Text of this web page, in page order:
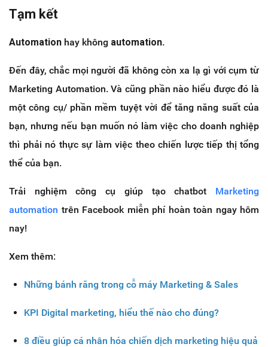
Tạm kết
Automation hay không automation.
Đến đây, chắc mọi người đã không còn xa lạ gì với cụm từ
Marketing Automation. Và cũng phần nào hiểu được đó là
một công cụ/ phần mềm tuyệt vời để tăng năng suất của
bạn, nhưng nếu bạn muốn nó làm việc cho doanh nghiệp
thì phải nó thực sự làm việc theo chiến lược tiếp thị tổng
thể của bạn.
Trải nghiệm công cụ giúp tạo chatbot Marketing
automation trên Facebook miễn phí hoàn toàn ngay hôm
nay!
Xem thêm:
Những bánh răng trong cỗ máy Marketing & Sales
KPI Digital marketing, hiểu thế nào cho đúng?
8 điều giúp cá nhân hóa chiến dịch marketing hiệu quả